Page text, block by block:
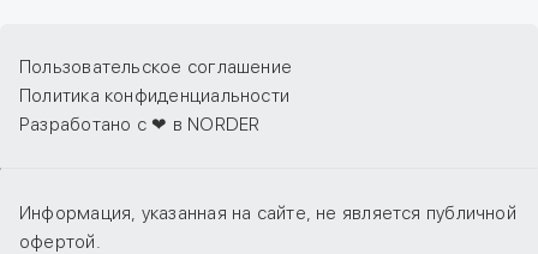
Пользовательское соглашение
Политика конфиденциальности
Разработано с ❤ в NORDER
Информация, указанная на сайте, не является публичной
офертой.